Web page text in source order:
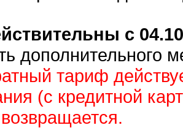
с
дополнительного
тариф
(с кредитной